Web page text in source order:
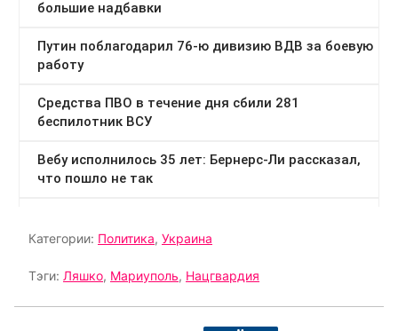
Категории: Политика, Украина
Тэги: Ляшко, Мариуполь, Нацгвардия